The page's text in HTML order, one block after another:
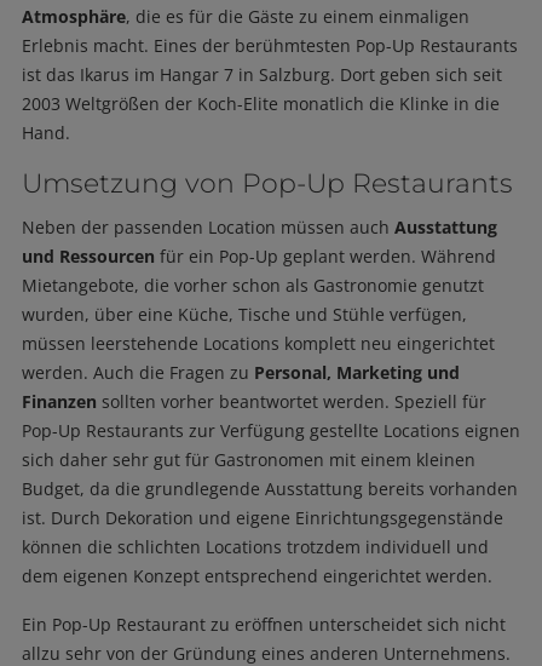
Atmosphäre, die es für die Gäste zu einem einmaligen
Erlebnis macht. Eines der berühmtesten Pop-Up Restaurants
ist das Ikarus im Hangar 7 in Salzburg. Dort geben sich seit
2003 Weltgrößen der Koch-Elite monatlich die Klinke in die
Hand.
Umsetzung von Pop-Up Restaurants
Neben der passenden Location müssen auch Ausstattung
und Ressourcen für ein Pop-Up geplant werden. Während
Mietangebote, die vorher schon als Gastronomie genutzt
wurden, über eine Küche, Tische und Stühle verfügen,
müssen leerstehende Locations komplett neu eingerichtet
werden. Auch die Fragen zu Personal, Marketing und
Finanzen sollten vorher beantwortet werden. Speziell für
Pop-Up Restaurants zur Verfügung gestellte Locations eignen
sich daher sehr gut für Gastronomen mit einem kleinen
Budget, da die grundlegende Ausstattung bereits vorhanden
ist. Durch Dekoration und eigene Einrichtungsgegenstände
können die schlichten Locations trotzdem individuell und
dem eigenen Konzept entsprechend eingerichtet werden.
Ein Pop-Up Restaurant zu eröffnen unterscheidet sich nicht
allzu sehr von der Gründung eines anderen Unternehmens.